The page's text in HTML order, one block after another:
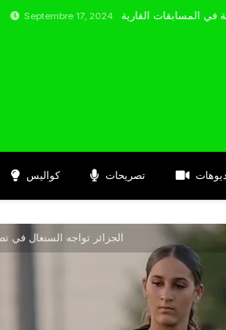
17, 2024
كواليس تصريحات
الجزائر تواجه السنغال في